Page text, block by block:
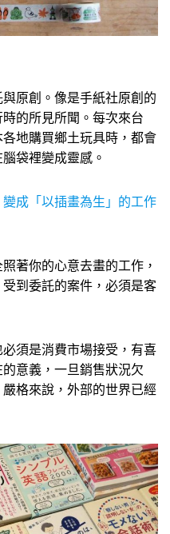
原創。像是手紙社原創的
的所見所聞。每次來台
地購買鄉土玩具時，都會
袋裡變成靈感。
成「以插畫為生」的工作
著你的心意去畫的工作，
到委託的案件，必須是客
須是消費市場接受，有喜
意義，一旦銷售狀況欠
格來說，外部的世界已經